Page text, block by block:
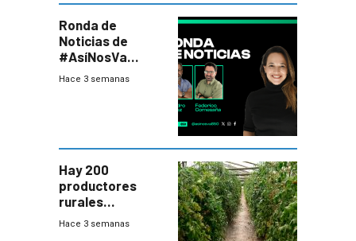
Ronda de
Noticias de
#AsíNosVa
(20/7/26)
Hace 3 semanas
Hay 200
productores
rurales
afectados tras
Hace 3 semanas